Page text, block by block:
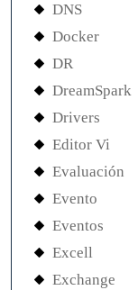
DNS
Docker
DR
DreamSpark
Drivers
Editor Vi
Evaluación
Evento
Eventos
Excell
Exchange